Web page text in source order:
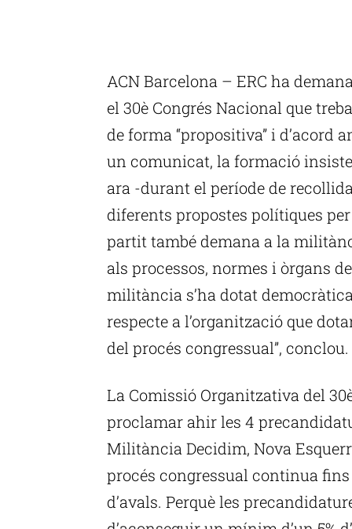
ACN Barcelona – ERC ha
el 30è Congrés Nacional que
de forma “propositiva” i
un comunicat, la formació
ara -durant el període de
diferents propostes polítiques
partit també demana a la
als processos, normes i òrgans
militància s’ha dotat
respecte a l’organització que
del procés congressual”, conclou.
La Comissió Organitzativa del
proclamar ahir les 4
Militància Decidim, Nova
procés congressual continua
d’avals. Perquè les